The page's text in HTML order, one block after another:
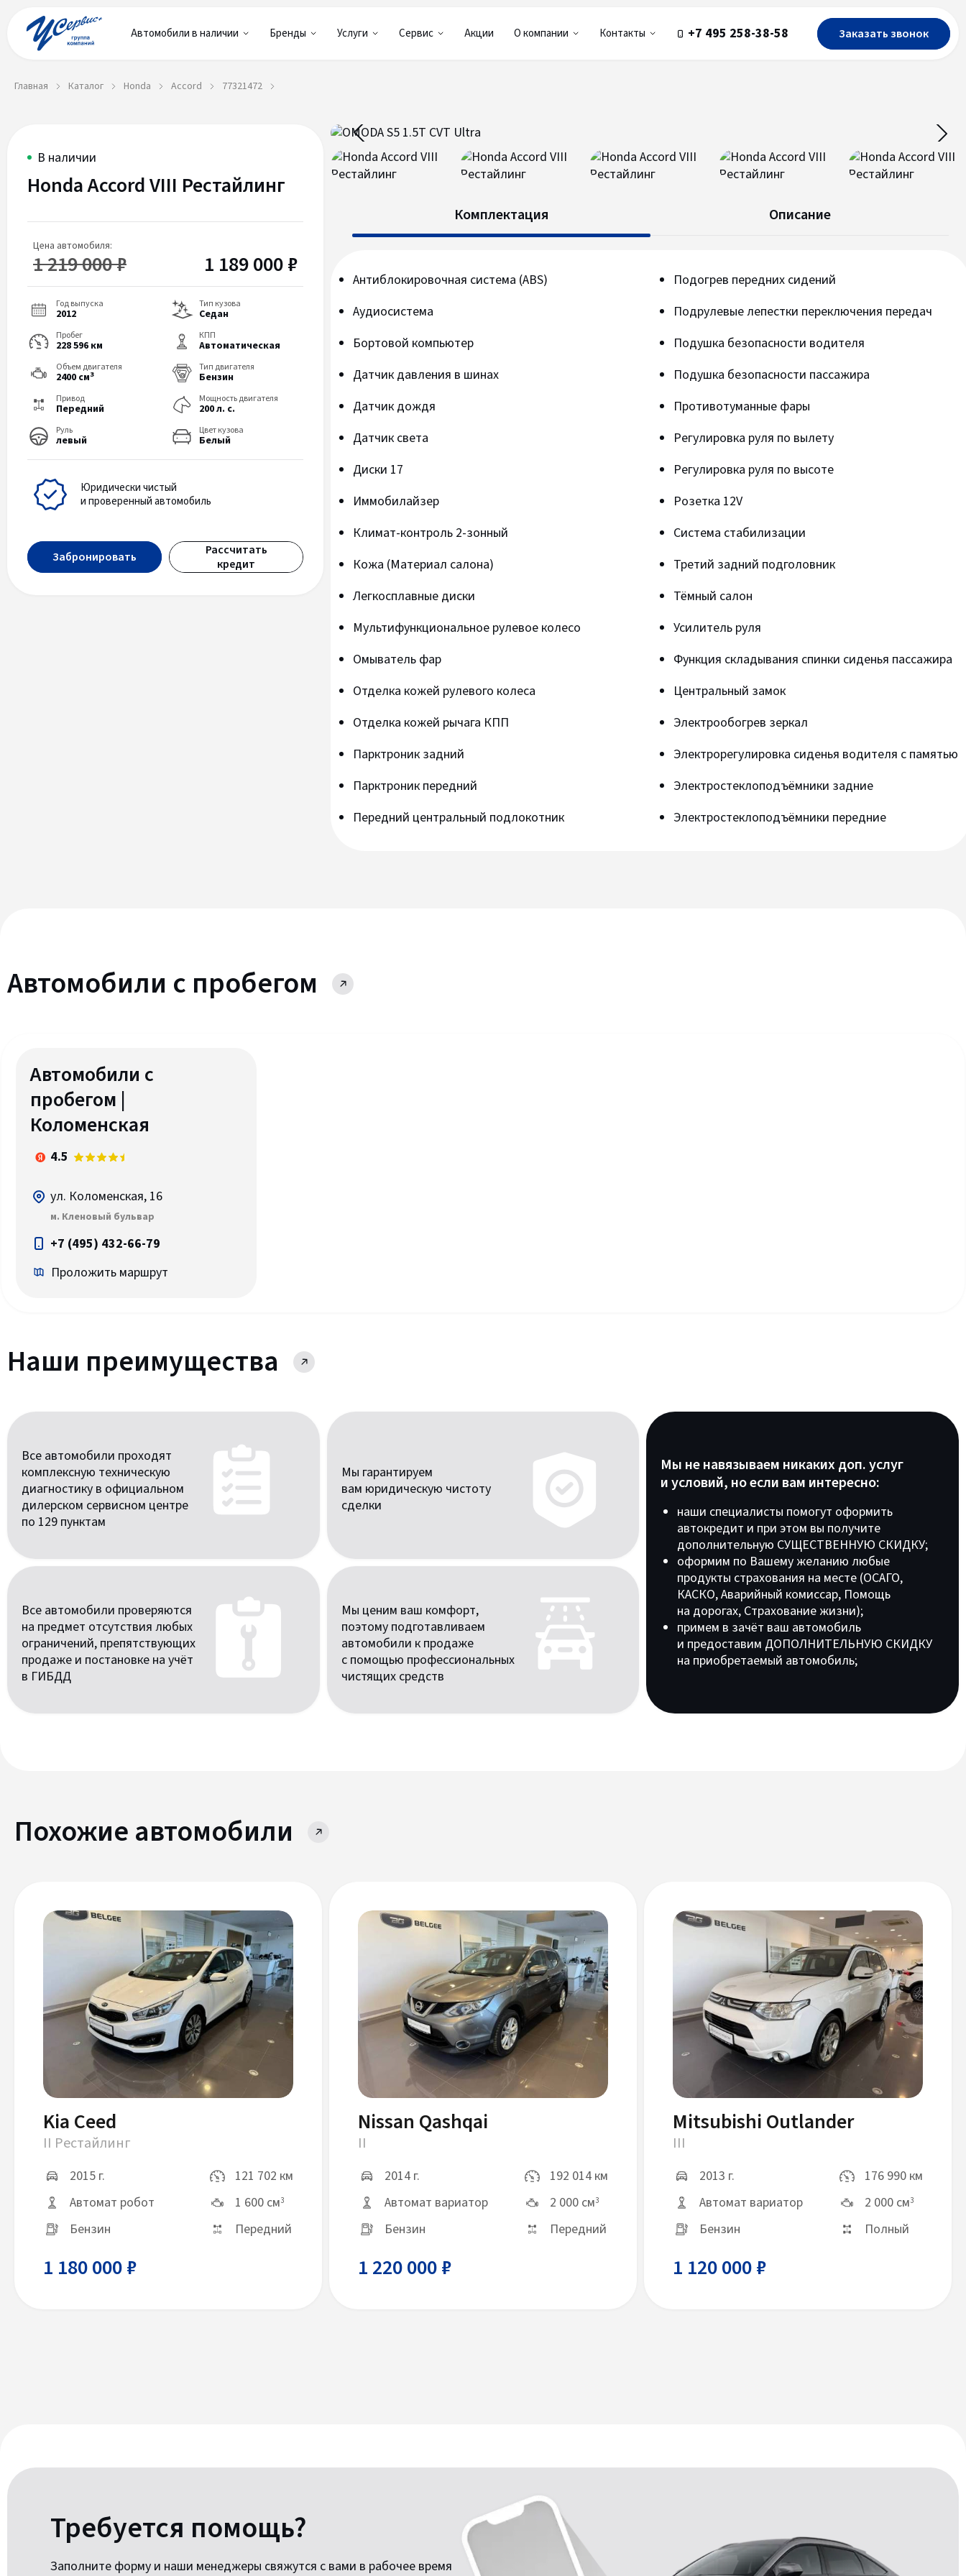
+7 495 258-38-58 Заказать звонок
Автомобили в наличии Бренды Услуги Сервис Акции О компании Контакты
Главная Каталог Honda Accord 77321472
Honda
Accord
VIII
Рестайлинг
В наличии
Honda Accord VIII Рестайлинг
Цена автомобиля:
1 219 000 ₽ 1 189 000 ₽
Год выпуска
2012
Тип кузова
Седан
Пробег
228 596 км
КПП
Автоматическая
Объем двигателя
2400 см3
Тип двигателя
Бензин
Привод
Передний
Мощность двигателя
200 л. с.
Руль
левый
Цвет кузова
Белый
Юридически чистый
и проверенный автомобиль
Забронировать
Рассчитать
кредит
Комплектация Описание
Антиблокировочная система (ABS)
Аудиосистема
Бортовой компьютер
Датчик давления в шинах
Датчик дождя
Датчик света
Диски 17
Иммобилайзер
Климат-контроль 2-зонный
Кожа (Материал салона)
Легкосплавные диски
Мультифункциональное рулевое колесо
Омыватель фар
Отделка кожей рулевого колеса
Отделка кожей рычага КПП
Парктроник задний
Парктроник передний
Передний центральный подлокотник
Подогрев передних сидений
Подрулевые лепестки переключения передач
Подушка безопасности водителя
Подушка безопасности пассажира
Противотуманные фары
Регулировка руля по вылету
Регулировка руля по высоте
Розетка 12V
Система стабилизации
Третий задний подголовник
Тёмный салон
Усилитель руля
Функция складывания спинки сиденья пассажира
Центральный замок
Электрообогрев зеркал
Электрорегулировка сиденья водителя с памятью
Электростеклоподъёмники задние
Электростеклоподъёмники передние
Автомобили c пробегом
Автомобили с
пробегом |
Коломенская
4.5
ул. Коломенская, 16
м. Кленовый бульвар
+7 (495) 432-66-79
Проложить маршрут
Наши преимущества
Все автомобили проходят
комплексную техническую
диагностику в официальном
дилерском сервисном центре
по 129 пунктам
Мы гарантируем
вам юридическую чистоту
сделки
Все автомобили проверяются
на предмет отсутствия любых
ограничений, препятствующих
продаже и постановке на учёт
в ГИБДД
Мы ценим ваш комфорт,
поэтому подготавливаем
автомобили к продаже
с помощью профессиональных
чистящих средств
Мы не навязываем никаких доп. услуг
и условий, но если вам интересно:
наши специалисты помогут оформить
автокредит и при этом вы получите
дополнительную СУЩЕСТВЕННУЮ СКИДКУ;
оформим по Вашему желанию любые
продукты страхования на месте (ОСАГО,
КАСКО, Аварийный комиссар, Помощь
на дорогах, Страхование жизни);
примем в зачёт ваш автомобиль
и предоставим ДОПОЛНИТЕЛЬНУЮ СКИДКУ
на приобретаемый автомобиль;
Похожие автомобили
Kia Ceed
II Рестайлинг
2015 г.
121 702 км
Автомат робот
1 600 см3
Бензин Передний
1 180 000 ₽
Nissan Qashqai
II
2014 г.
192 014 км
Автомат вариатор
2 000 см3
Бензин Передний
1 220 000 ₽
Mitsubishi Outlander
III
2013 г.
176 990 км
Автомат вариатор
2 000 см3
Бензин Полный
1 120 000 ₽
Требуется помощь?
Заполните форму и наши менеджеры свяжутся с вами в рабочее время